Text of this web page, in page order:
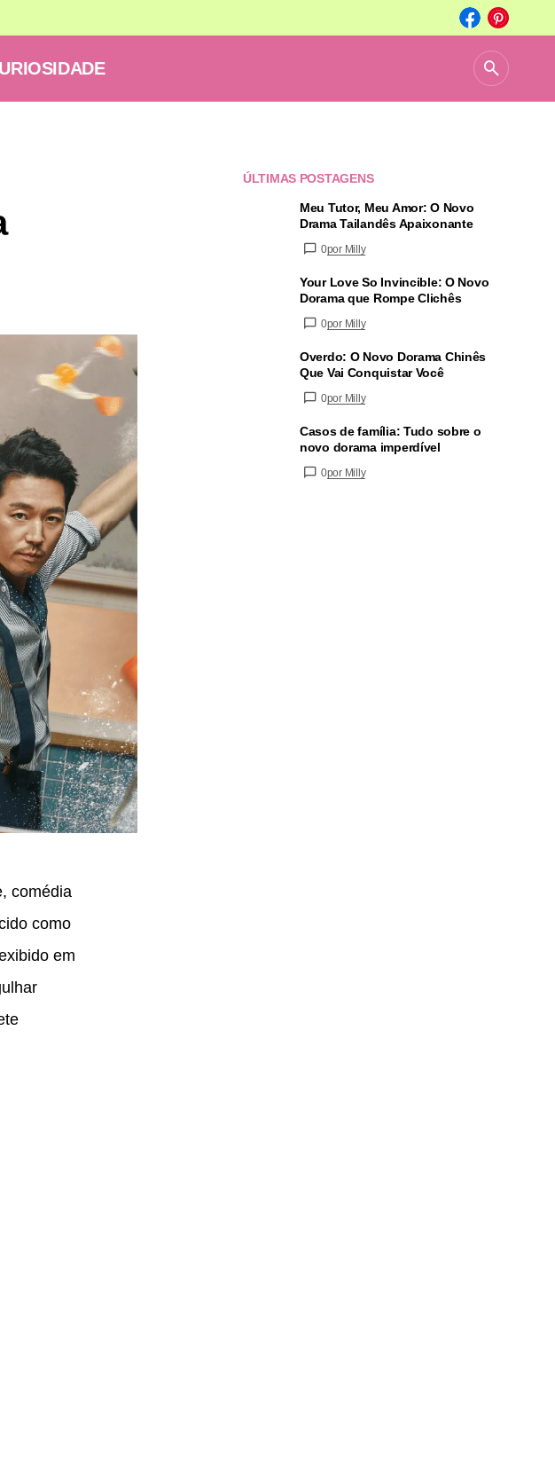
comédia
como
em
ÚLTIMAS POSTAGENS
Meu Tutor, Meu Amor: O Novo
Drama Tailandês Apaixonante
0por Milly
Your Love So Invincible: O Novo
Dorama que Rompe Clichês
0por Milly
Overdo: O Novo Dorama Chinês
Que Vai Conquistar Você
0por Milly
Casos de família: Tudo sobre o
novo dorama imperdível
0por Milly